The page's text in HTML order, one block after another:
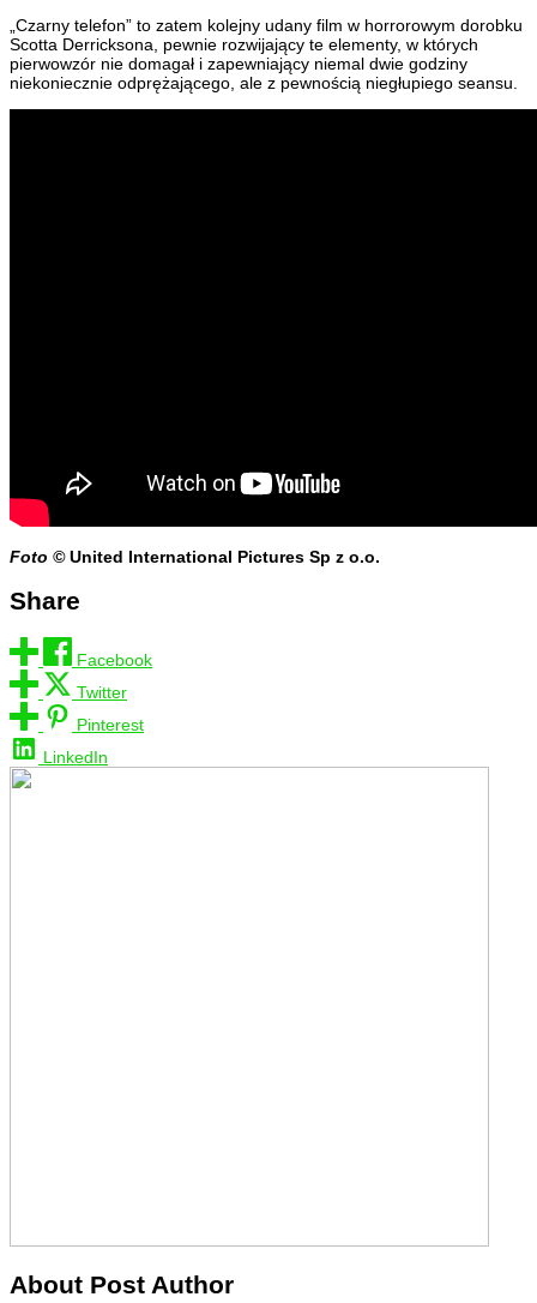
„Czarny telefon” to zatem kolejny udany film w horrorowym dorobku
Scotta Derricksona, pewnie rozwijający te elementy, w których
pierwowzór nie domagał i zapewniający niemal dwie godziny
niekoniecznie odprężającego, ale z pewnością niegłupiego seansu.
Foto ©United International Pictures Sp z o.o.
Share
Facebook
Twitter
Pinterest
LinkedIn
About Post Author